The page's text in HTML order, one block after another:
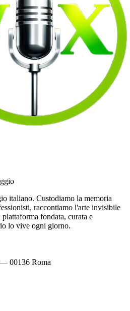
italiano. Custodiamo la memoria
raccontiamo l'arte invisibile
fondata, curata e
lo vive ogni giorno.
00136 Roma